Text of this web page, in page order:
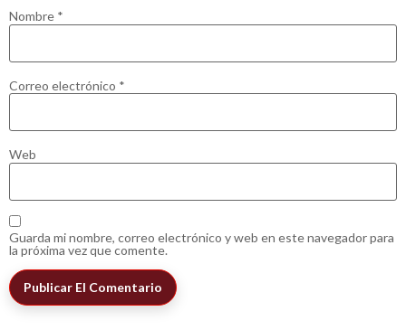
Nombre *
Correo electrónico *
Web
Guarda mi nombre, correo electrónico y web en este navegador para
la próxima vez que comente.